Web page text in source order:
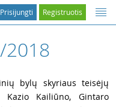
Registruotis
Prisijungti
2018
bylų skyriaus teisėjų
Kailiūno, Gintaro